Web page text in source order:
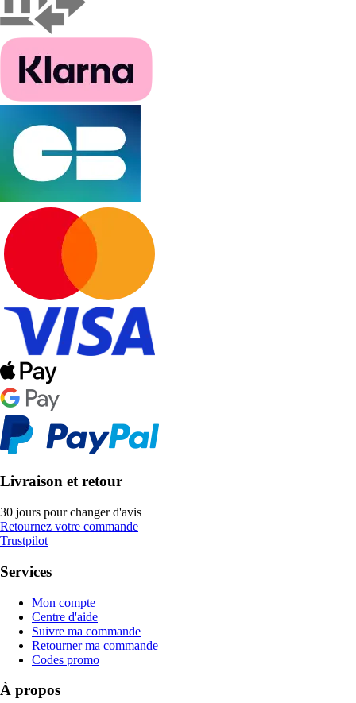
Livraison et retour
30 jours pour changer d'avis
Retournez votre commande
Trustpilot
Services
Mon compte
Centre d'aide
Suivre ma commande
Retourner ma commande
Codes promo
À propos